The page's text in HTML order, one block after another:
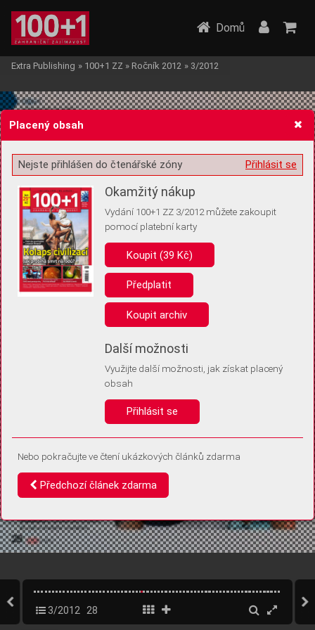
Žádost o souhlas s ukládáním volitelných informací
Pro základní fungování webu nepotřebujeme ukládat žádné informace
(tzv. cookies apod.). Rádi bychom vás ale požádali o souhlas s
uložením volitelných informací:
Anonymní unikátní ID
Díky němu příště poznáme, že se jedná o stejné zařízení, a
Identifikátor je zcela anonymní.
Vaše souhlasy a odmítnutí si ukládáme do vašeho zařízení, abychom se
vás už příště znovu neptali. Můžete je kdykoli později upravit ve Správě
Domů
Extra Publishing » 100+1 ZZ » Ročník 2012 » 3/2012
3/2012 28
Placený obsah
Přihlásit se
Nejste přihlášen do čtenářské zóny
Okamžitý nákup
Vydání 100+1 ZZ 3/2012 můžete zakoupit
pomocí platební karty
Koupit (39 Kč)
Předplatit
Koupit archiv
Další možnosti
Využijte další možnosti, jak získat placený
obsah
Přihlásit se
Nebo pokračujte ve čtení ukázkových článků zdarma
Předchozí článek zdarma